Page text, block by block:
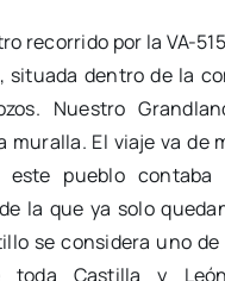
recorrido por la VA-
, situada dentro de la
Nuestro
muralla. El viaje va de
este pueblo
la que ya solo
se considera uno
toda Castilla y